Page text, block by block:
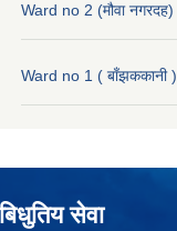
Ward no 2 (मौवा नगरदह)
Ward no 1 ( बाँझककानी )
बिधुतिय सेवा